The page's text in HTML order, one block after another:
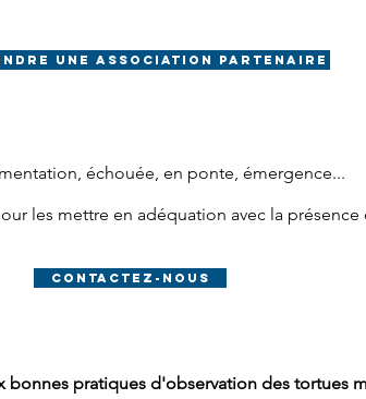
une association partenaire
échouée, en ponte, émergence...
les mettre en adéquation avec la présence
contactez-nous
bonnes pratiques d'observation des tortues